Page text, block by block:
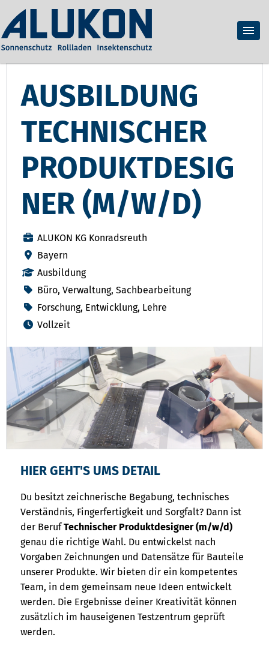
AUSBILDUNG
TECHNISCHER
PRODUKTDESIG
NER (M/W/D)
ALUKON KG Konradsreuth
Bayern
Ausbildung
Büro, Verwaltung, Sachbearbeitung
Forschung, Entwicklung, Lehre
Vollzeit
HIER GEHT'S UMS DETAIL
Du besitzt zeichnerische Begabung, technisches
Verständnis, Fingerfertigkeit und Sorgfalt? Dann ist
der BerufTechnischer Produktdesigner (m/w/d)
genau die richtige Wahl. Du entwickelst nach
Vorgaben Zeichnungen und Datensätze für Bauteile
unserer Produkte. Wir bieten dir ein kompetentes
Team, in dem gemeinsam neue Ideen entwickelt
werden. Die Ergebnisse deiner Kreativität können
zusätzlich im hauseigenen Testzentrum geprüft
werden.